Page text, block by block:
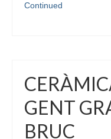
Continued
GENT
BRUC